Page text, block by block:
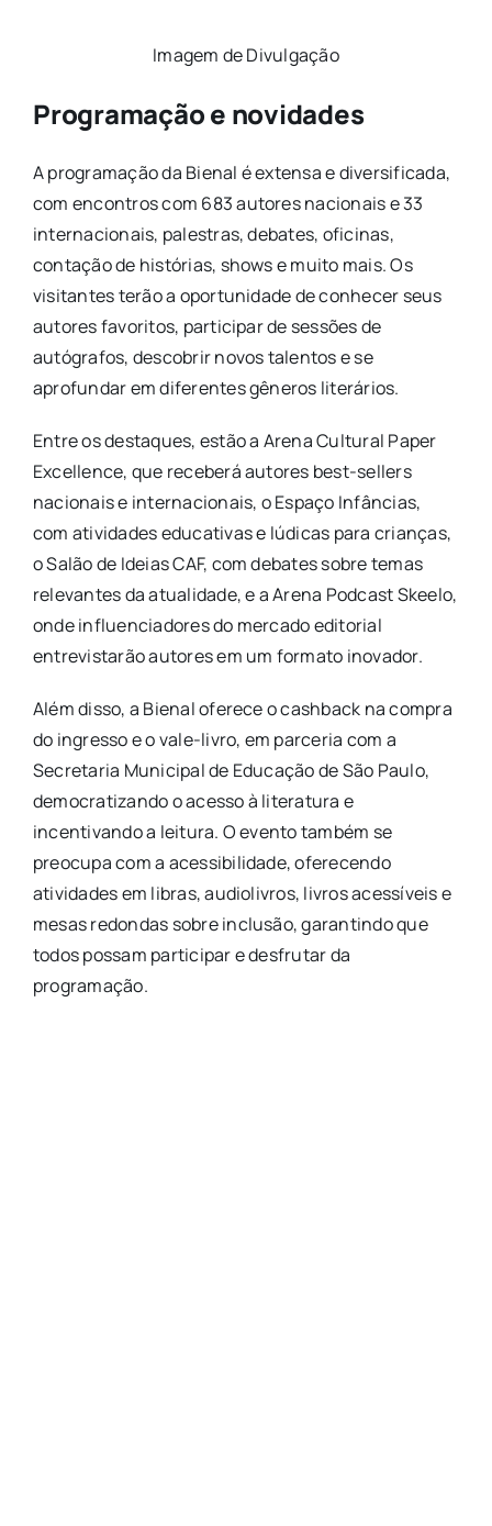
Imagem de Divulgação
Programação e novidades
A programação da Bienal é extensa e diversificada,
com encontros com 683 autores nacionais e 33
internacionais, palestras, debates, oficinas,
contação de histórias, shows e muito mais. Os
visitantes terão a oportunidade de conhecer seus
autores favoritos, participar de sessões de
autógrafos, descobrir novos talentos e se
aprofundar em diferentes gêneros literários.
Entre os destaques, estão a Arena Cultural Paper
Excellence, que receberá autores best-sellers
nacionais e internacionais, o Espaço Infâncias,
com atividades educativas e lúdicas para crianças,
o Salão de Ideias CAF, com debates sobre temas
relevantes da atualidade, e a Arena Podcast Skeelo,
onde influenciadores do mercado editorial
entrevistarão autores em um formato inovador.
Além disso, a Bienal oferece o cashback na compra
do ingresso e o vale-livro, em parceria com a
Secretaria Municipal de Educação de São Paulo,
democratizando o acesso à literatura e
incentivando a leitura. O evento também se
preocupa com a acessibilidade, oferecendo
atividades em libras, audiolivros, livros acessíveis e
mesas redondas sobre inclusão, garantindo que
todos possam participar e desfrutar da
programação.